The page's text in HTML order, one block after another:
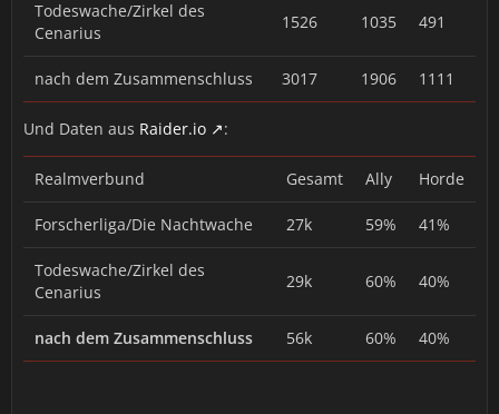
Todeswache/Zirkel des
Cenarius
1526 1035 491
nach dem Zusammenschluss 3017 1906 1111
Und Daten aus Raider.io :
Realmverbund Gesamt Ally Horde
Forscherliga/Die Nachtwache 27k 59% 41%
Todeswache/Zirkel des
Cenarius
29k 60% 40%
nach dem Zusammenschluss 56k 60% 40%